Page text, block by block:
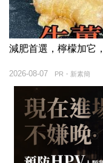
減肥首選，檸檬加它
PR・新素簡
2026-08-07